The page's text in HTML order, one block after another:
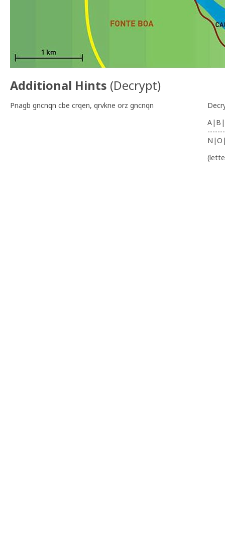
Additional Hints (Decrypt)
Pnagb gncnqn cbe crqen, qrvkne orz gncnqn